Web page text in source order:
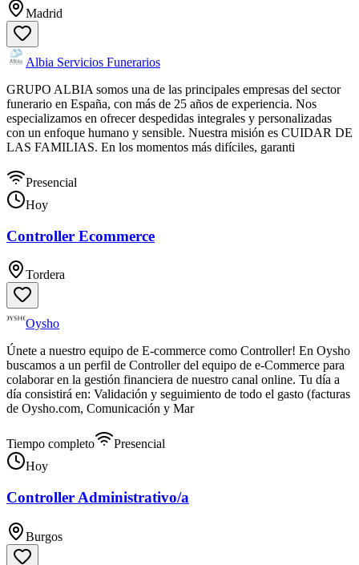
Madrid
Albia Servicios Funerarios
GRUPO ALBIA somos una de las principales empresas del sector
funerario en España, con más de 25 años de experiencia. Nos
especializamos en ofrecer despedidas integrales y personalizadas
con un enfoque humano y sensible. Nuestra misión es CUIDAR DE
LAS FAMILIAS. En los momentos más difíciles, garanti
Presencial
Hoy
Controller Ecommerce
Tordera
Oysho
Únete a nuestro equipo de E-commerce como Controller! En Oysho
buscamos a un perfil de Controller del equipo de e-Commerce para
colaborar en la gestión financiera de nuestro canal online. Tu día a
día consistirá en: Validación y seguimiento de todo el gasto (facturas
de Oysho.com, Comunicación y Mar
Tiempo completo
Presencial
Hoy
Controller Administrativo/a
Burgos